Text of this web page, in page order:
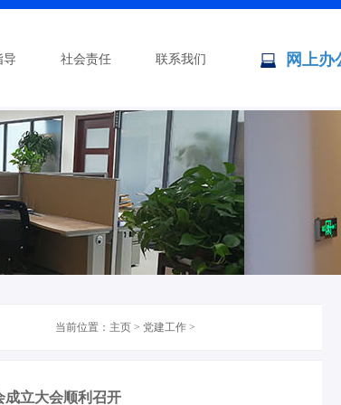
导 社会责任 联系我们 网上办
当前位置： 主页 > 党建工作 >
成立大会顺利召开